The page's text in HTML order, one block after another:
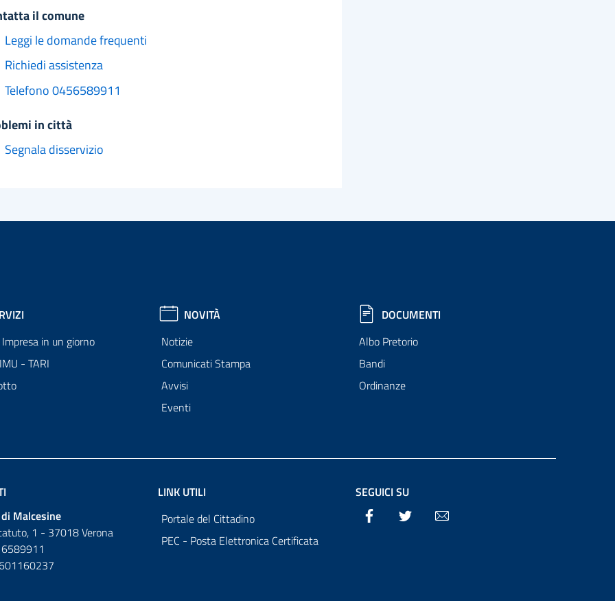
il comune
Leggi le domande frequenti
Richiedi assistenza
Telefono 0456589911
in città
Segnala disservizio
in un giorno
- TARI
NOVITÀ
Notizie
Comunicati Stampa
Avvisi
Eventi
DOCUMENTI
Albo Pretorio
Bandi
Ordinanze
Malcesine
1 - 37018 Verona
LINK UTILI
Portale del Cittadino
PEC - Posta Elettronica Certificata
SEGUICI SU
Facebook Twitter